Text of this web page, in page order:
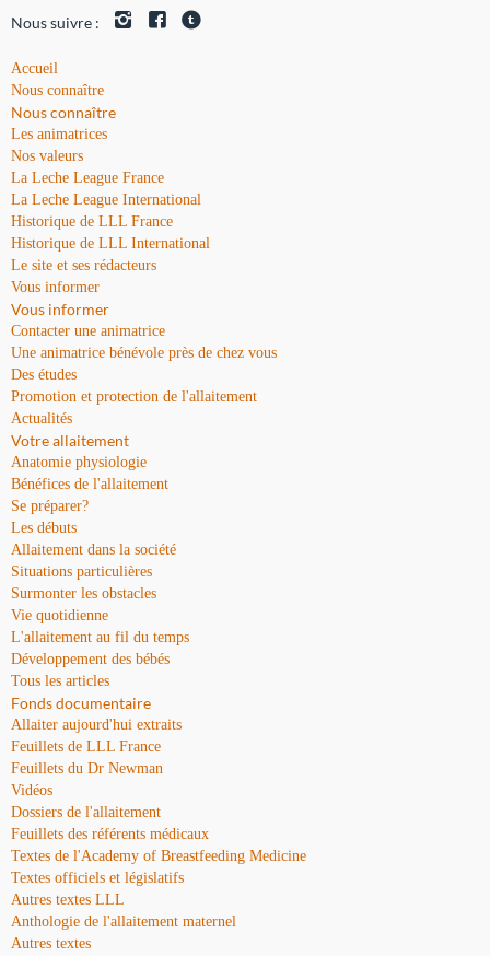
Nous suivre :
Accueil
Nous connaître
Nous connaître
Les animatrices
Nos valeurs
La Leche League France
La Leche League International
Historique de LLL France
Historique de LLL International
Le site et ses rédacteurs
Vous informer
Vous informer
Contacter une animatrice
Une animatrice bénévole près de chez vous
Des études
Promotion et protection de l'allaitement
Actualités
Votre allaitement
Anatomie physiologie
Bénéfices de l'allaitement
Se préparer?
Les débuts
Allaitement dans la société
Situations particulières
Surmonter les obstacles
Vie quotidienne
L'allaitement au fil du temps
Développement des bébés
Tous les articles
Fonds documentaire
Allaiter aujourd'hui extraits
Feuillets de LLL France
Feuillets du Dr Newman
Vidéos
Dossiers de l'allaitement
Feuillets des référents médicaux
Textes de l'Academy of Breastfeeding Medicine
Textes officiels et législatifs
Autres textes LLL
Anthologie de l'allaitement maternel
Autres textes